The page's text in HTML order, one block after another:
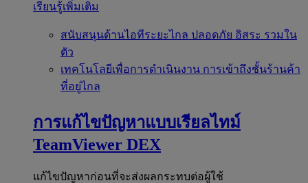
เรียนรู้เพิ่มเติม
สนับสนุนด้านไอทีระยะไกล ปลอดภัย อิสระ รวมใน
ตัว
เทคโนโลยีเพื่อการดำเนินงาน การเข้าถึงชั้นร้านค้า
ที่อยู่ไกล
การแก้ไขปัญหาแบบเรียลไทม์
TeamViewer DEX
แก้ไขปัญหาก่อนที่จะส่งผลกระทบต่อผู้ใช้